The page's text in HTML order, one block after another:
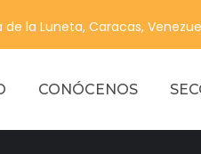
la Luneta, Caracas,
CONÓCENOS